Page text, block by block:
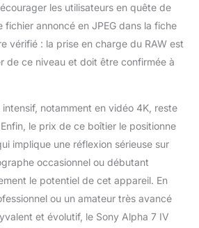
des photos et des
vidéos et contrôler
l'appareil photo à
distance via votre
smartphone.
IV, pare-soleil, batterie
NP-FZ100, sans
chargeur (il est
un chargeur 9V/3A ou
le Sony BC-QZ1), câble
USB-C.
les utilisateurs en quête de
fichier annoncé en JPEG dans la fiche
vérifié : la prise en charge du RAW est
de ce niveau et doit être confirmée à
intensif, notamment en vidéo 4K, reste
le prix de ce boîtier le positionne
implique une réflexion sérieuse sur
occasionnel ou débutant
le potentiel de cet appareil. En
ou un amateur très avancé
et évolutif, le Sony Alpha 7 IV